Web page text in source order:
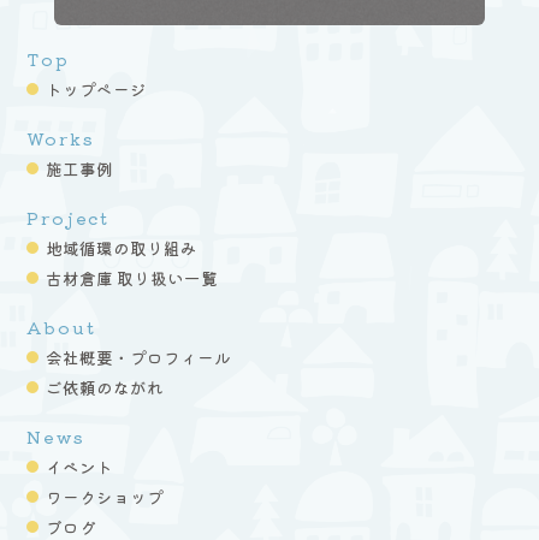
Top
トップページ
Works
施工事例
Project
地域循環の取り組み
古材倉庫 取り扱い一覧
About
会社概要・プロフィール
ご依頼のながれ
News
イベント
ワークショップ
ブログ